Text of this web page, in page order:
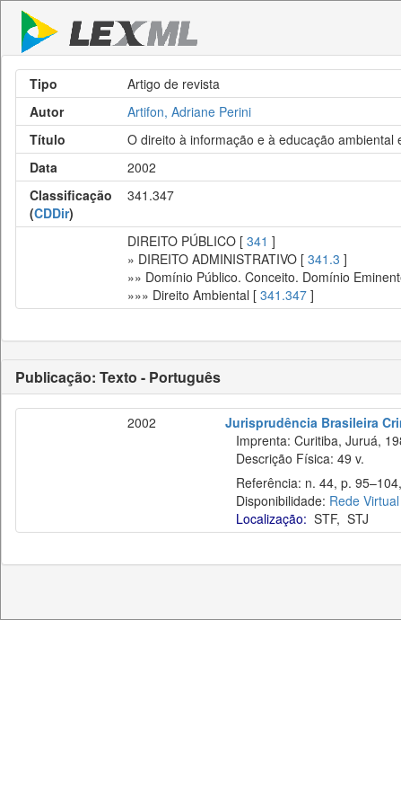
Tipo
Artigo de revista
Autor
Artifon, Adriane Perini
Título
O direito à informação e à educação
Data
2002
Classificação
(CDDir)
341.347
DIREITO PÚBLICO [ 341 ]
» DIREITO ADMINISTRATIVO [ 341.3 ]
»» Domínio Público. Conceito. Domínio
»»» Direito Ambiental [ 341.347 ]
Publicação: Texto - Português
2002
Jurisprudência Brasileira
Imprenta: Curitiba, Juruá,
Descrição Física: 49 v.
Referência: n. 44, p.
Disponibilidade: Rede
Localização: STF, STJ